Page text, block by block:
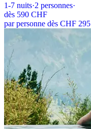
1-7 nuits·2 personnes·
dès 590 CHF
par personne dès CHF 295